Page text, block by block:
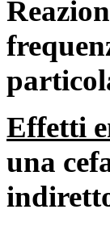
Effetti
una